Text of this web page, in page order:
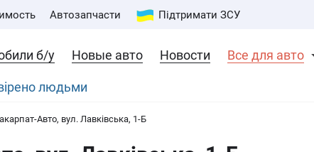
Автозапчасти Підтримати ЗСУ
б/у Новые авто Новости Все для авто
людьми
Авто, вул. Лавківська, 1-Б